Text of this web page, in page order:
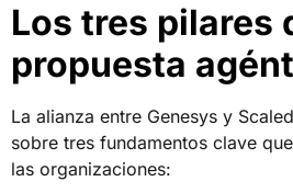
Los tres pilares
propuesta
La alianza entre Genesys y
sobre tres fundamentos clave
las organizaciones: